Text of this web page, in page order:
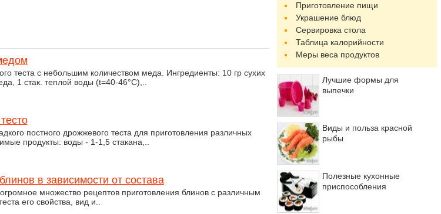
теста с небольшим количеством меда. Ингредиенты: 10 гр сухих
1 стак. теплой воды (t=40-46°С),..
постного дрожжевого теста для приготовления различных
продукты: воды - 1-1,5 стакана,..
в зависимости от состава
множество рецептов приготовления блинов с различным
его свойства, вид и..
Приготовление пищи
Украшение блюд
Сервировка стола
Таблица калорийности
Меры веса продуктов
Лучшие формы для
выпечки
Виды и польза красной
рыбы
Полезные кухонные
приспособления